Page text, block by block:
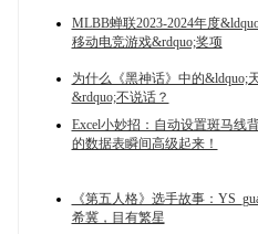
MLBB蝉联2023-2024年度
移动电竞游戏&rdquo;奖项
为什么《黑神话》中的&ldquo;
&rdquo;不说话？
Excel小妙招：自动设置斑马线
的数据表瞬间高级起来！
《第五人格》选手故事：
希冀，目有繁星